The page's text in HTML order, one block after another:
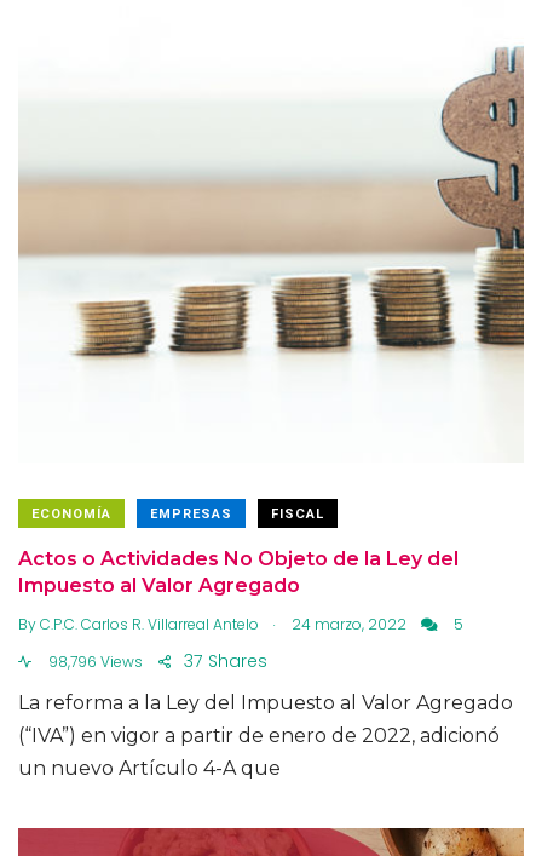
ECONOMÍA EMPRESAS FISCAL
Actos o Actividades No Objeto de la Ley del
Impuesto al Valor Agregado
ByC.P.C. Carlos R. Villarreal Antelo . 24 marzo, 2022
5
98,796 Views
Shares
37
La reforma a la Ley del Impuesto al Valor Agregado
(“IVA”) en vigor a partir de enero de 2022, adicionó
un nuevo Artículo 4-A que